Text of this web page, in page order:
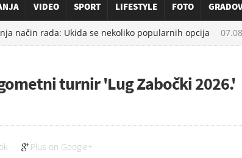
VIDEO SPORT LIFESTYLE FOTO
način rada: Ukida se nekoliko popularnih opcija
turnir 'Lug Zabočki 2026.'
Plus on Google+